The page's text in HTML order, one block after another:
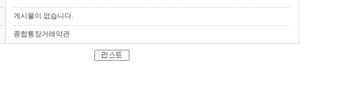
게시물이 없습니다.
종합통장거래약관